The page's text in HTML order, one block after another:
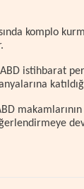
komplo
istihbarat